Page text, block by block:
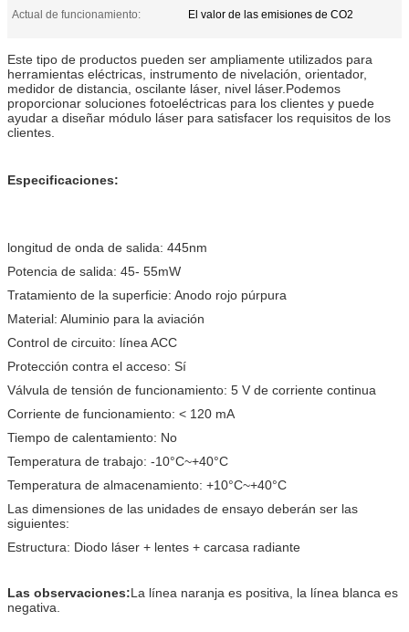
Actual de funcionamiento:
El valor de las emisiones de CO2
Este tipo de productos pueden ser ampliamente utilizados para
herramientas eléctricas, instrumento de nivelación, orientador,
medidor de distancia, oscilante láser, nivel láser.Podemos
proporcionar soluciones fotoeléctricas para los clientes y puede
ayudar a diseñar módulo láser para satisfacer los requisitos de los
clientes.
Especificaciones:
longitud de onda de salida: 445nm
Potencia de salida: 45- 55mW
Tratamiento de la superficie: Anodo rojo púrpura
Material: Aluminio para la aviación
Control de circuito: línea ACC
Protección contra el acceso: Sí
Válvula de tensión de funcionamiento: 5 V de corriente continua
Corriente de funcionamiento: < 120 mA
Tiempo de calentamiento: No
Temperatura de trabajo: -10°C~+40°C
Temperatura de almacenamiento: +10°C~+40°C
Las dimensiones de las unidades de ensayo deberán ser las
siguientes:
Estructura: Diodo láser + lentes + carcasa radiante
Las observaciones:La línea naranja es positiva, la línea blanca es
negativa.